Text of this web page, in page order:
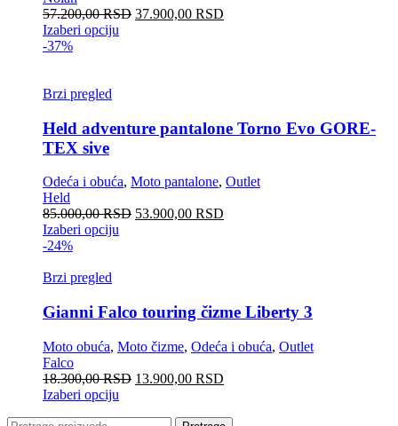
57.200,00RSD 37.900,00 RSD
Izaberi opciju
-37%
Brzi pregled
Held adventure pantalone Torno Evo GORE-
TEX sive
Odeća i obuća, Moto pantalone, Outlet
Held
85.000,00RSD 53.900,00 RSD
Izaberi opciju
-24%
Brzi pregled
Gianni Falco touring čizme Liberty 3
Moto obuća, Moto čizme, Odeća i obuća, Outlet
Falco
18.300,00RSD 13.900,00 RSD
Izaberi opciju